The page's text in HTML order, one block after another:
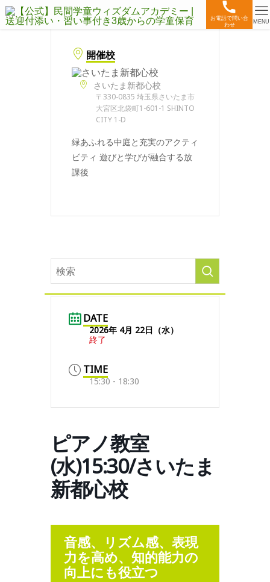
お電話で問い合
わせ
MENU
開催校
さいたま新都心校
〒330-0835 埼玉県さいたま市
大宮区北袋町1-601-1 SHINTO
CITY 1-D
緑あふれる中庭と充実のアクティ
ビティ 遊びと学びが融合する放
課後
DATE
2026年 4月 22日（水）
終了
TIME
15:30 - 18:30
ピアノ教室
(水)15:30/さいたま
新都心校
音感、リズム感、表現
力を高め、知的能力の
向上にも役立つ